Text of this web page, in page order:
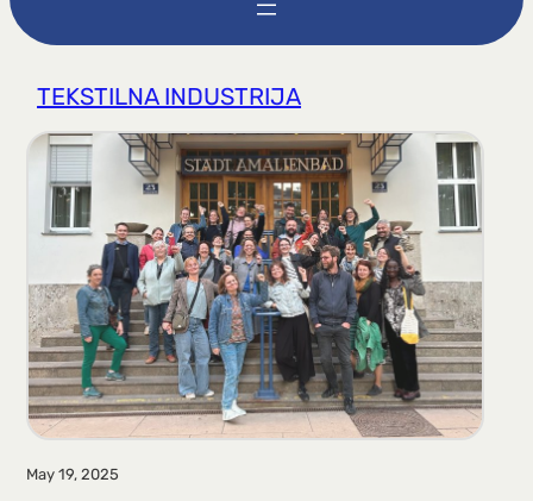
t
r
a
g
a
TEKSTILNA INDUSTRIJA
May 19, 2025